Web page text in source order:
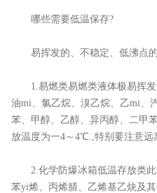
哪些需要低温保存?
易挥发的、不稳定、低沸点的
1.易燃类易燃类液体极易挥发
油mi、氯乙烷、溴乙烷、乙mi、
苯、甲醇、乙醇、异丙醇、二甲
放温度为一4～4℃.,特别要注意远
2.化学防爆冰箱低温存放类此
苯yi烯、丙烯腈、乙烯基乙炔及